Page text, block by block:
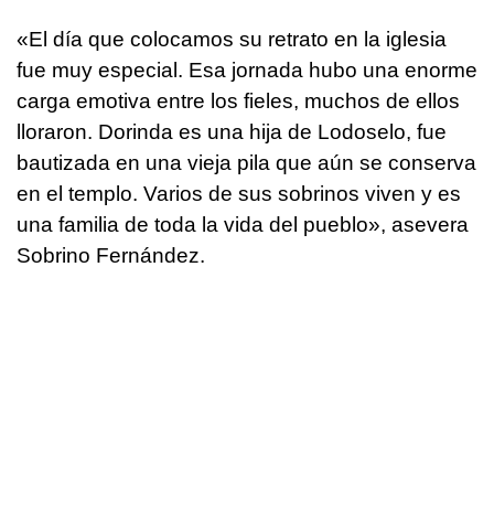
«El día que colocamos su retrato en la iglesia
fue muy especial. Esa jornada hubo una enorme
carga emotiva entre los fieles, muchos de ellos
lloraron. Dorinda es una hija de Lodoselo, fue
bautizada en una vieja pila que aún se conserva
en el templo. Varios de sus sobrinos viven y es
una familia de toda la vida del pueblo», asevera
Sobrino Fernández.